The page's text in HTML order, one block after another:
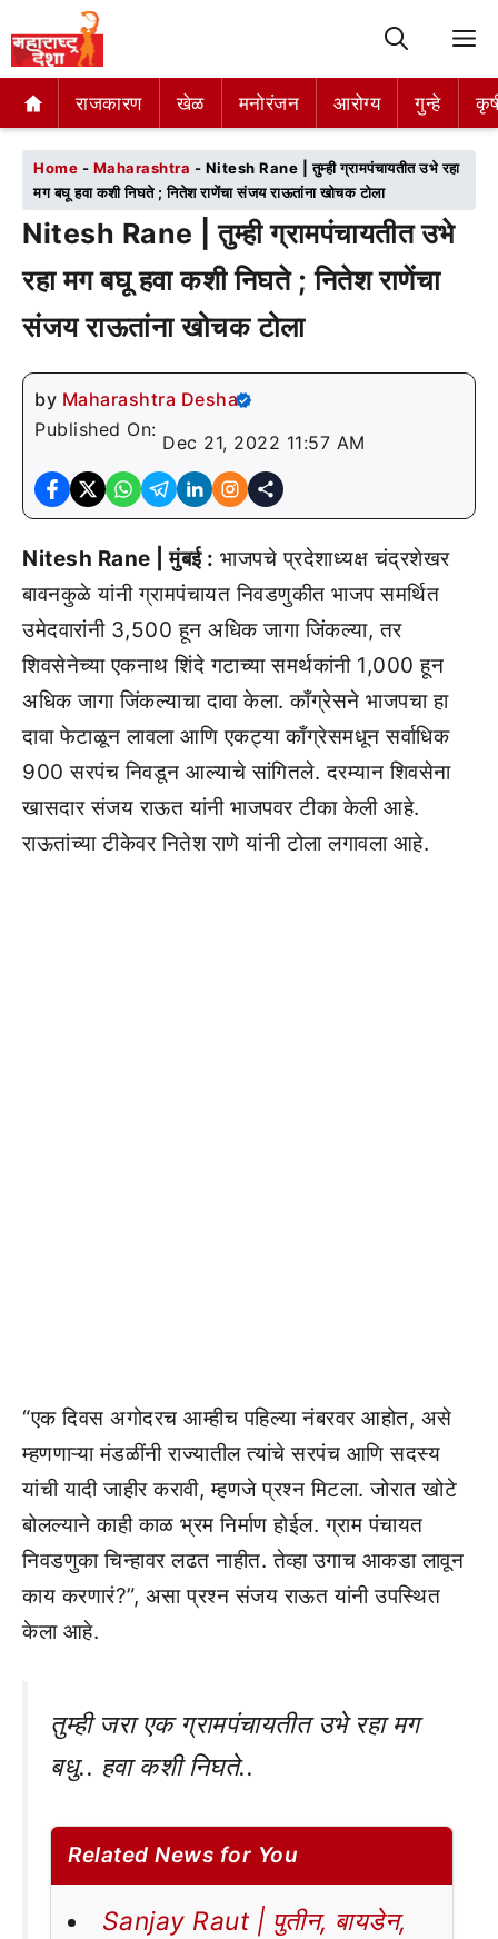
राजकारण खेळ मनोरंजन आरोग्य गुन्हे
राजकारण खेळ मनोरंजन आरोग्य गुन्हे
Home - Maharashtra - Nitesh Rane | तुम्ही ग्रामपंचायतीत उभे रहा
मग बघू हवा कशी निघते ; नितेश राणेंचा संजय राऊतांना खोचक टोला
Nitesh Rane | तुम्ही ग्रामपंचायतीत उभे
रहा मग बघू हवा कशी निघते ; नितेश राणेंचा
संजय राऊतांना खोचक टोला
by Maharashtra Desha
Published On:
Dec 21, 2022 11:57 AM
Nitesh Rane | मुंबई : भाजपचे प्रदेशाध्यक्ष चंद्रशेखर
बावनकुळे यांनी ग्रामपंचायत निवडणुकीत भाजप समर्थित
उमेदवारांनी 3,500 हून अधिक जागा जिंकल्या, तर
शिवसेनेच्या एकनाथ शिंदे गटाच्या समर्थकांनी 1,000 हून
अधिक जागा जिंकल्याचा दावा केला. काँग्रेसने भाजपचा हा
दावा फेटाळून लावला आणि एकट्या काँग्रेसमधून सर्वाधिक
900 सरपंच निवडून आल्याचे सांगितले. दरम्यान शिवसेना
खासदार संजय राऊत यांनी भाजपवर टीका केली आहे.
राऊतांच्या टीकेवर नितेश राणे यांनी टोला लगावला आहे.
“एक दिवस अगोदरच आम्हीच पहिल्या नंबरवर आहोत, असे
म्हणणाऱ्या मंडळींनी राज्यातील त्यांचे सरपंच आणि सदस्य
यांची यादी जाहीर करावी, म्हणजे प्रश्न मिटला. जोरात खोटे
बोलल्याने काही काळ भ्रम निर्माण होईल. ग्राम पंचायत
निवडणुका चिन्हावर लढत नाहीत. तेव्हा उगाच आकडा लावून
काय करणारं?”, असा प्रश्न संजय राऊत यांनी उपस्थित
केला आहे.
तुम्ही जरा एक ग्रामपंचायतीत उभे रहा मग
बधु.. हवा कशी निघते..
Related News for You
Sanjay Raut | पुतीन, बायडेन,